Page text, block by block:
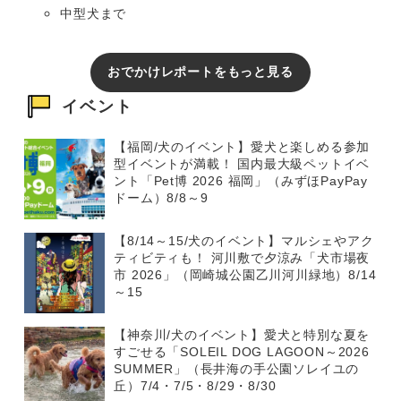
中型犬まで
おでかけレポートをもっと見る
イベント
【福岡/犬のイベント】愛犬と楽しめる参加
型イベントが満載！ 国内最大級ペットイベ
ント「Pet博 2026 福岡」（みずほPayPay
ドーム）8/8～9
【8/14～15/犬のイベント】マルシェやアク
ティビティも！ 河川敷で夕涼み「犬市場夜
市 2026」（岡崎城公園乙川河川緑地）8/14
～15
【神奈川/犬のイベント】愛犬と特別な夏を
すごせる「SOLEIL DOG LAGOON～2026
SUMMER」（長井海の手公園ソレイユの
丘）7/4・7/5・8/29・8/30